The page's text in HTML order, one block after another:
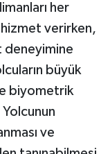
her
verirken,
deneyimine
büyük
biyometrik
ve